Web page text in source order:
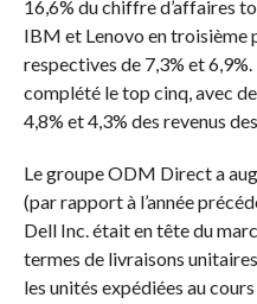
16,6% du chiffre d’affaires
IBM et Lenovo en troisième
respectives de 7,3% et
complété le top cinq, avec
4,8% et 4,3% des revenus
Le groupe ODM Direct a
(par rapport à l’année
Dell Inc. était en tête du
termes de livraisons
les unités expédiées au